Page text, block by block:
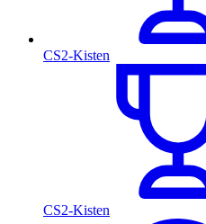
CS2-Kisten
CS2-Kisten